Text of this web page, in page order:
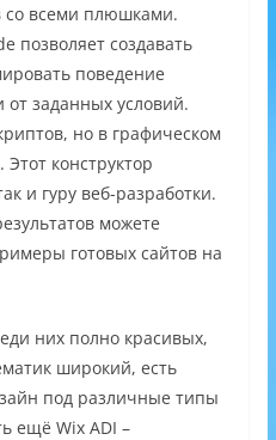
со всеми плюшками.
позволяет создавать
поведение
от заданных условий.
но в графическом
конструктор
и гуру веб-разработки.
можете
готовых сайтов на
них полно красивых,
широкий, есть
под различные типы
ещё Wix ADI –